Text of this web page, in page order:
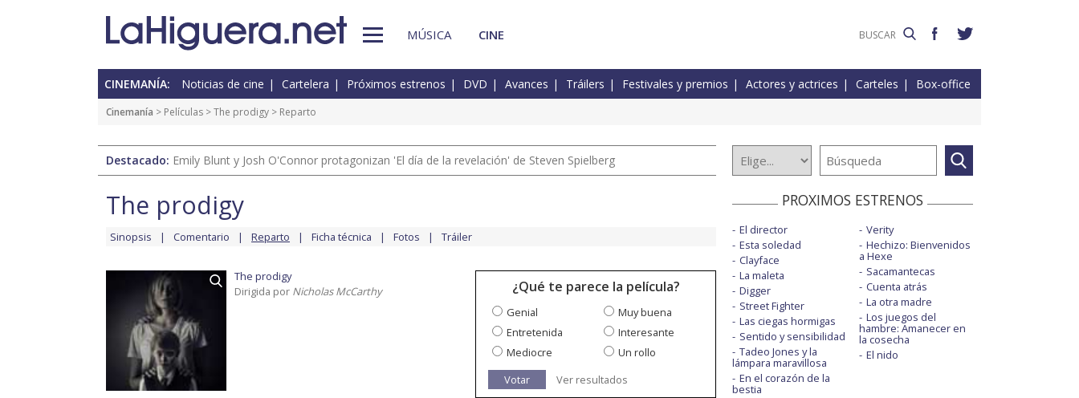
MÚSICA CINE
CINEMANÍA: Noticias de cine Cartelera Próximos estrenos DVD Avances Tráilers Festivales y premios Actores y actrices Carteles Box-office
Cinemanía > Películas >The prodigy > Reparto
Destacado: Emily Blunt y Josh O'Connor protagonizan 'El día de la revelación' de Steven Spielberg
The prodigy
Sinopsis Comentario Reparto Ficha técnica Fotos Tráiler
The prodigy
Dirigida por Nicholas McCarthy ¿Qué te parece la película?
Genial
Muy buena
Entretenida
Interesante
Mediocre
Un rollo
Votar
Ver resultados
PROXIMOS ESTRENOS
El director
Esta soledad
Clayface
La maleta
Digger
Street Fighter
Las ciegas hormigas
Sentido y sensibilidad
Tadeo Jones y la
lámpara maravillosa
En el corazón de la
bestia
Verity
Hechizo: Bienvenidos
a Hexe
Sacamantecas
Cuenta atrás
La otra madre
Los juegos del
hambre: Amanecer en
la cosecha
El nido